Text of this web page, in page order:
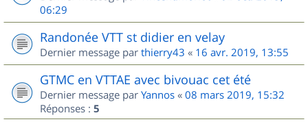
06:29
Randonée VTT st didier en velay
Dernier message par thierry43 « 16 avr. 2019, 13:55
GTMC en VTTAE avec bivouac cet été
Dernier message par Yannos « 08 mars 2019, 15:32
Réponses : 5